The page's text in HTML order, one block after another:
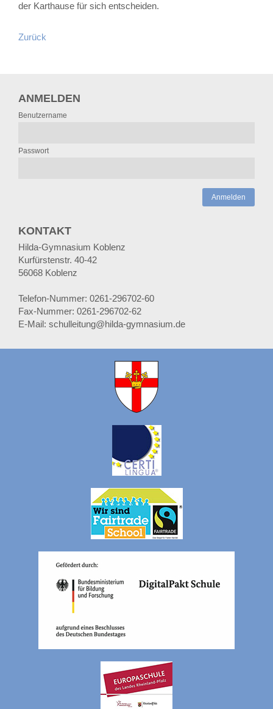
der Karthause für sich entscheiden.
Zurück
ANMELDEN
Benutzername
Passwort
Anmelden
KONTAKT
Hilda-Gymnasium Koblenz
Kurfürstenstr. 40-42
56068 Koblenz
Telefon-Nummer: 0261-296702-60
Fax-Nummer: 0261-296702-62
E-Mail: schulleitung@hilda-gymnasium.de